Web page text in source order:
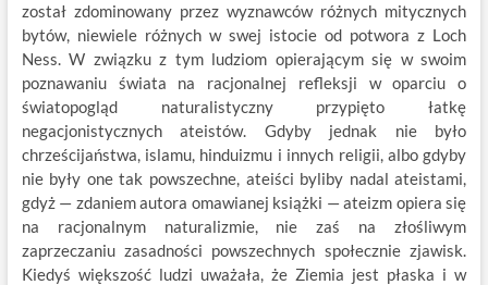
został zdominowany przez wyznawców różnych mitycznych
bytów, niewiele różnych w swej istocie od potwora z Loch
Ness. W związku z tym ludziom opierającym się w swoim
poznawaniu świata na racjonalnej refleksji w oparciu o
światopogląd naturalistyczny przypięto łatkę
negacjonistycznych ateistów. Gdyby jednak nie było
chrześcijaństwa, islamu, hinduizmu i innych religii, albo gdyby
nie były one tak powszechne, ateiści byliby nadal ateistami,
gdyż — zdaniem autora omawianej książki — ateizm opiera się
na racjonalnym naturalizmie, nie zaś na złośliwym
zaprzeczaniu zasadności powszechnych społecznie zjawisk.
Kiedyś większość ludzi uważała, że Ziemia jest płaska i w